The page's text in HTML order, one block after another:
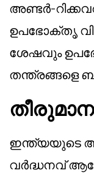
അണ്ടർ-
ഉപഭോക്തൃ
ശേഷവും
തന്ത്രങ്ങളെ
ഇന്ത്യയുടെ
വർദ്ധനവ്